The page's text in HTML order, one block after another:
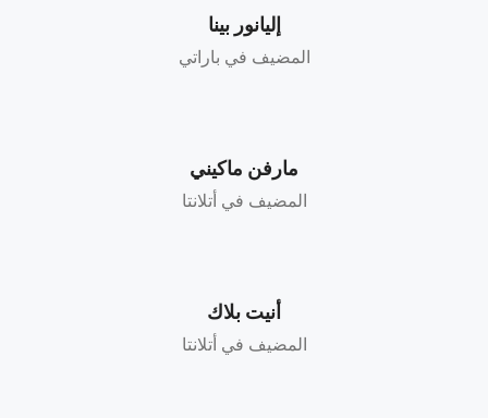
إليانور بينا
المضيف في باراتي
مارفن ماكيني
المضيف في أتلانتا
أنيت بلاك
المضيف في أتلانتا